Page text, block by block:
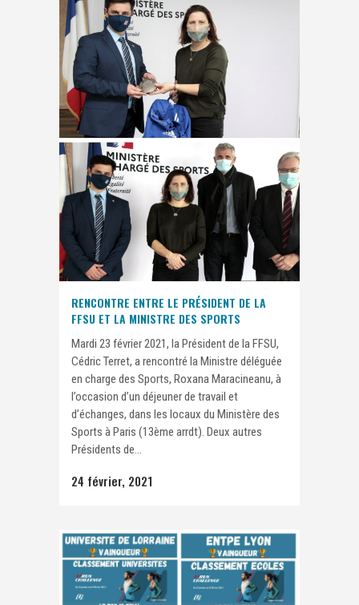
RENCONTRE ENTRE LE PRÉSIDENT DE LA
FFSU ET LA MINISTRE DES SPORTS
Mardi 23 février 2021, la Président de la FFSU,
Cédric Terret, a rencontré la Ministre déléguée
en charge des Sports, Roxana Maracineanu, à
l’occasion d’un déjeuner de travail et
d’échanges, dans les locaux du Ministère des
Sports à Paris (13ème arrdt). Deux autres
Présidents de...
24 février, 2021